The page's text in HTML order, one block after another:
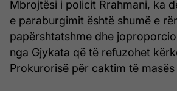
Mbrojtësi i policit Rrahmani, ka
e paraburgimit është shumë e
papërshtatshme dhe
nga Gjykata që të refuzohet
Prokurorisë për caktim të